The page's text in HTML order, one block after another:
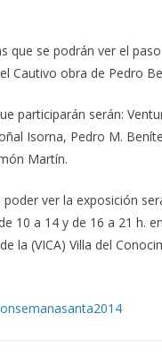
que se podrán ver el
Cautivo obra de Pedro
participarán serán:
Isorna, Pedro M.
Martín.
poder ver la exposición
10 a 14 y de 16 a 21 h.
la (VICA) Villa del